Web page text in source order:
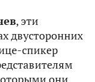
, эти
двусторонних
спикер